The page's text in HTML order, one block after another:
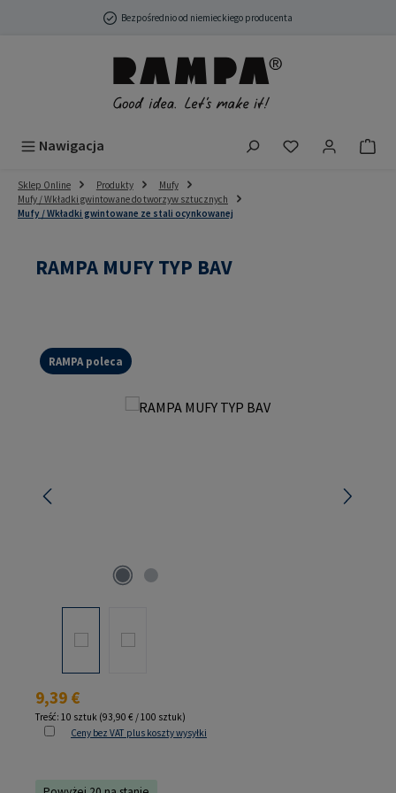
Przejdź do głównej zawartościBezpośrednio od niemieckiego producenta
Nawigacja Masz 0
Sklep Online Produkty
Mufy
Mufy / Wkładki gwintowane do tworzyw sztucznych
Mufy / Wkładki gwintowane ze stali ocynkowanej
RAMPA MUFY TYP BAV
RAMPA poleca
Pomiń galerię zdjęć
Cena regularna:
9,39 €
Treść: 10 sztuk (93,90 € / 100 sztuk)
Ceny bez VAT plus koszty wysyłki